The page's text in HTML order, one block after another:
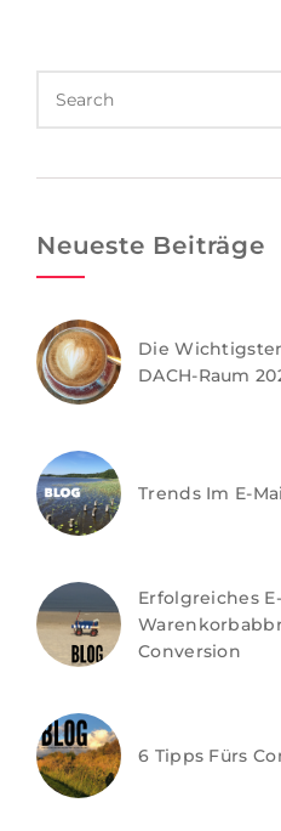
Neueste Beiträge
Die
DACH-Raum
Trends Im E-
Erfolgreiches
Conversion
6 Tipps Fürs